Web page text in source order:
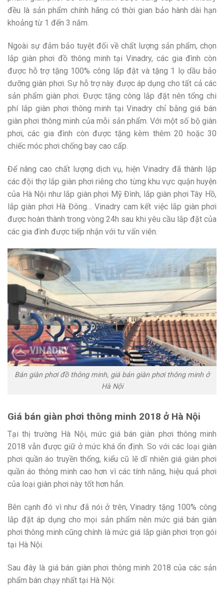
đều là sản phẩm chính hãng có thời gian bảo hành dài hạn
khoảng từ 1 đến 3 năm.
Ngoài sự đảm bảo tuyệt đối về chất lượng sản phẩm, chọn
lắp giàn phơi đồ thông minh tại Vinadry, các gia đình còn
được hỗ trợ tặng 100% công lắp đặt và tặng 1 lọ dầu bảo
dưỡng giàn phơi. Sự hỗ trợ này được áp dụng cho tất cả các
sản phẩm giàn phơi. Được tặng công lắp đặt nên tổng chi
phí lắp giàn phơi thông minh tại Vinadry chỉ bằng giá bán
giàn phơi thông minh của mỗi sản phẩm. Với một số bộ giàn
phơi, các gia đình còn được tặng kèm thêm 20 hoặc 30
chiếc móc phơi chống bay cao cấp.
Để nâng cao chất lượng dịch vụ, hiện Vinadry đã thành lập
các đội thợ lắp giàn phơi riêng cho từng khu vực quận huyện
của Hà Nội như lắp giàn phơi Mỹ Đình, lắp giàn phơi Tây Hồ,
lắp giàn phơi Hà Đông… Vinadry cam kết việc lắp giàn phơi
được hoàn thành trong vòng 24h sau khi yêu cầu lắp đặt của
các gia đình được tiếp nhận với tư vấn viên.
Bán giàn phơi đồ thông minh, giá bán giàn phơi thông minh ở
Hà Nội
Giá bán giàn phơi thông minh 2018 ở Hà Nội
Tại thị trường Hà Nội, mức giá bán giàn phơi thông minh
2018 vẫn được giữ ở mức khá ổn định. So với các loại giàn
phơi quần áo truyền thống, kiểu cũ lẽ dĩ nhiên giá giàn phơi
quần áo thông minh cao hơn vì các tính năng, hiệu quả phơi
của loại giàn phơi này tốt hơn hẳn.
Bên cạnh đó vì như đã nói ở trên, Vinadry tặng 100% công
lắp đặt áp dụng cho mọi sản phẩm nên mức giá bán giàn
phơi thông minh cũng chính là mức giá lắp giàn phơi trọn gói
tại Hà Nội.
Sau đây là giá bán giàn phơi thông minh 2018 của các sản
phẩm bán chạy nhất tại Hà Nội: